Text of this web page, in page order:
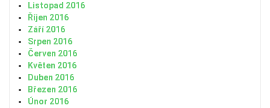
Listopad 2016
Říjen 2016
Září 2016
Srpen 2016
Červen 2016
Květen 2016
Duben 2016
Březen 2016
Únor 2016